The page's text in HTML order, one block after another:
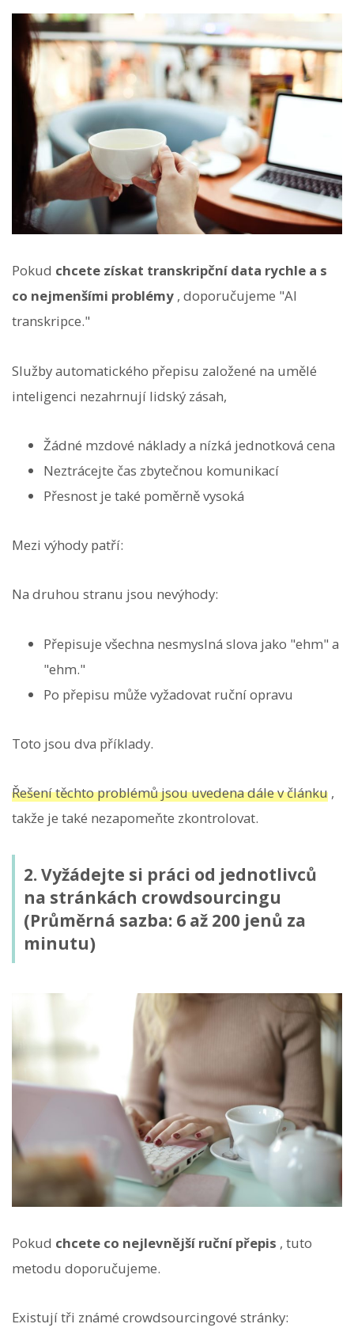
Pokud chcete získat transkripční data rychle a s
co nejmenšími problémy , doporučujeme "AI
transkripce."
Služby automatického přepisu založené na umělé
inteligenci nezahrnují lidský zásah,
Žádné mzdové náklady a nízká jednotková cena
Neztrácejte čas zbytečnou komunikací
Přesnost je také poměrně vysoká
Mezi výhody patří:
Na druhou stranu jsou nevýhody:
Přepisuje všechna nesmyslná slova jako "ehm" a
"ehm."
Po přepisu může vyžadovat ruční opravu
Toto jsou dva příklady.
Řešení těchto problémů jsou uvedena dále v článku ,
takže je také nezapomeňte zkontrolovat.
2. Vyžádejte si práci od jednotlivců
na stránkách crowdsourcingu
(Průměrná sazba: 6 až 200 jenů za
minutu)
Pokud chcete co nejlevnější ruční přepis , tuto
metodu doporučujeme.
Existují tři známé crowdsourcingové stránky: